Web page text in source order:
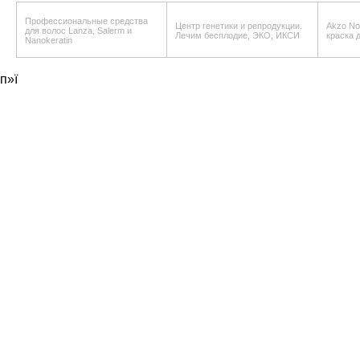
Профессиональные средства
для волос Lanza, Salerm и
Nanokeratin
Центр генетики и репродукции.
Лечим бесплодие, ЭКО, ИКСИ
Akzo
краска
п»ї